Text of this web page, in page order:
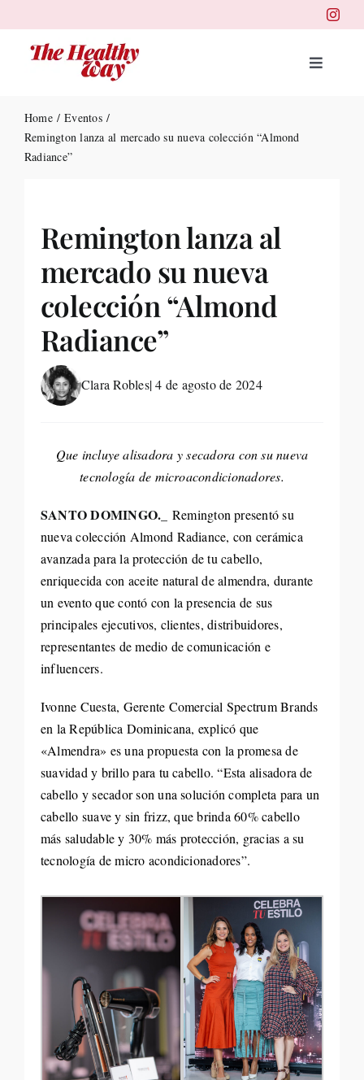
to
content
Toggle
Home
Eventos
Remington lanza al mercado su nueva colección “Almond
Radiance”
Remington lanza al
mercado su nueva
colección “Almond
Radiance”
Clara Robles| 4 de agosto de 2024
Que incluye alisadora y secadora con su nueva
tecnología de microacondicionadores.
SANTO DOMINGO._
Remington presentó su
nueva colección Almond Radiance, con cerámica
avanzada para la protección de tu cabello,
enriquecida con aceite natural de almendra, durante
un evento que contó con la presencia de sus
principales ejecutivos, clientes, distribuidores,
representantes de medio de comunicación e
influencers.
Ivonne Cuesta, Gerente Comercial Spectrum Brands
en la República Dominicana, explicó que
«Almendra» es una propuesta con la promesa de
suavidad y brillo para tu cabello. “Esta alisadora de
cabello y secador son una solución completa para un
cabello suave y sin frizz, que brinda 60% cabello
más saludable y 30% más protección, gracias a su
tecnología de micro acondicionadores”.